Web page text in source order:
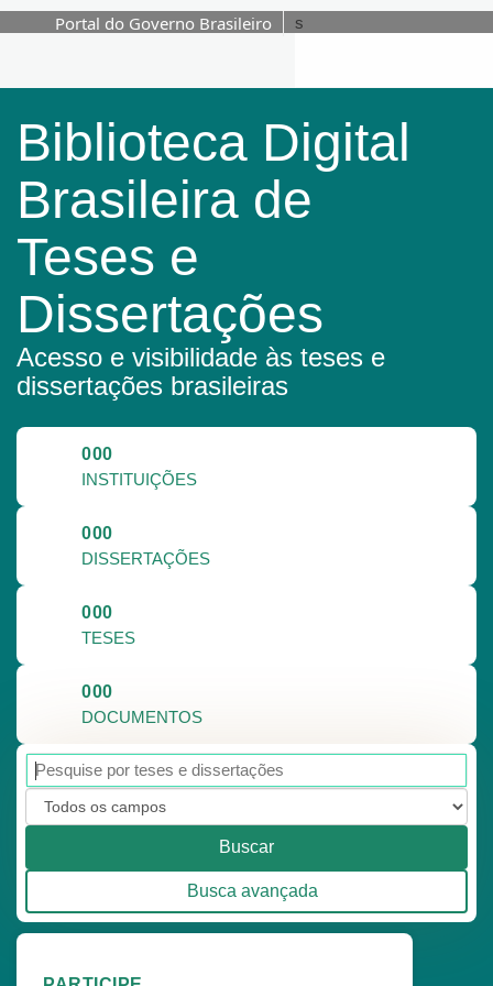
Portal do Governo Brasileiro
s
Biblioteca Digital
Brasileira de
Teses e
Dissertações
Acesso e visibilidade às teses e
dissertações brasileiras
000
INSTITUIÇÕES
000
DISSERTAÇÕES
000
TESES
000
DOCUMENTOS
Buscar
Busca avançada